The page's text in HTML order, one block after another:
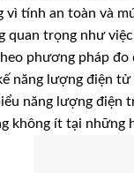
vì tính an toàn và
quan trọng như
phương pháp đo
năng lượng điện
năng lượng điện
không ít tại những